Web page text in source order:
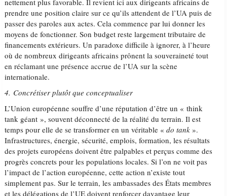
nettement plus favorable. Il revient ici aux dirigeants africains de
prendre une position claire sur ce qu’ils attendent de l’UA puis de
passer des paroles aux actes. Cela commence par lui donner les
moyens de fonctionner. Son budget reste largement tributaire de
financements extérieurs. Un paradoxe difficile à ignorer, à l’heure
où de nombreux dirigeants africains prônent la souveraineté tout
en réclamant une présence accrue de l’UA sur la scène
internationale.
4. Concrétiser plutôt que conceptualiser
L’Union européenne souffre d’une réputation d’être un « think
tank géant », souvent déconnecté de la réalité du terrain. Il est
temps pour elle de se transformer en un véritable «do tank ».
Infrastructures, énergie, sécurité, emplois, formation, les résultats
des projets européens doivent être palpables et perçus comme des
progrès concrets pour les populations locales. Si l’on ne voit pas
l’impact de l’action européenne, cette action n’existe tout
simplement pas. Sur le terrain, les ambassades des États membres
et les délégations de l’UE doivent renforcer davantage leur